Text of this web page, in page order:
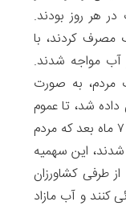
تنها ۱۰۰ لیتر آب در هر روز بودند.
مصرف کردند، با
مواجه شدند.
به صورت
‌داده شد، تا عموم
مردم از میزان آب باقی مانده آگاه باشند. ۷ ماه بعد که مردم
این سهمیه
از طرفی کشاورزان
و آب مازاد